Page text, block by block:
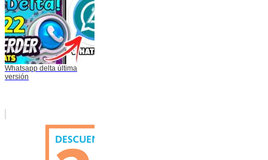
Whatsapp delta última
versión